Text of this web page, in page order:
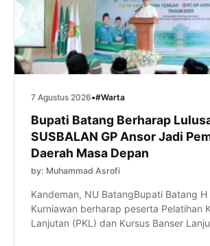
7 Agustus 2026•#Warta
Bupati Batang Berharap
SUSBALAN GP Ansor Jadi
Daerah Masa Depan
by: Muhammad Asrofi
Kandeman, NU BatangBupati Batang H
Kurniawan berharap peserta Pelatihan
Lanjutan (PKL) dan Kursus Banser